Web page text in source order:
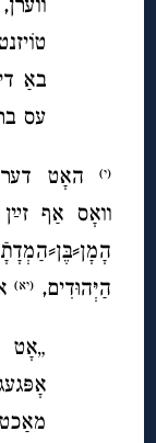
באַ
עס
(י)
האָט דער
וואָס אַף
הַיְּהוּדִים,(יא)
„אָט